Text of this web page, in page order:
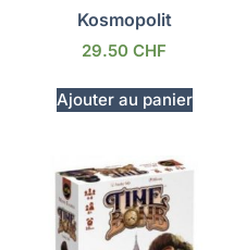
Kosmopolit
29.50 CHF
Ajouter au panier